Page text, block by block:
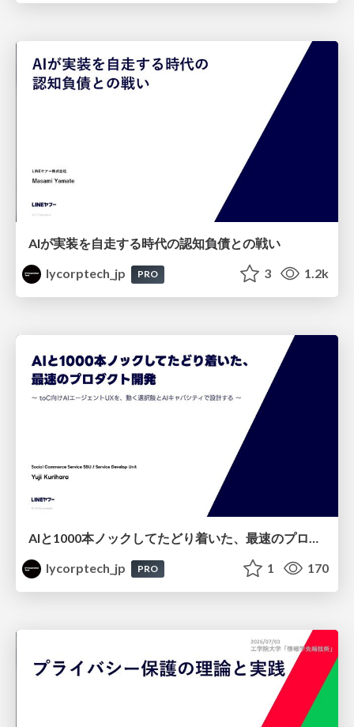
AIが実装を自走する時代の認知負債との戦い
lycorptech_jp
PRO 3 1.2k
AIと1000本ノックしてたどり着いた、最速のプロダクト開発 ～toC向けAIエージェントUXを、動く選択肢とAIキャパシティで設計する～
lycorptech_jp
PRO 1 170